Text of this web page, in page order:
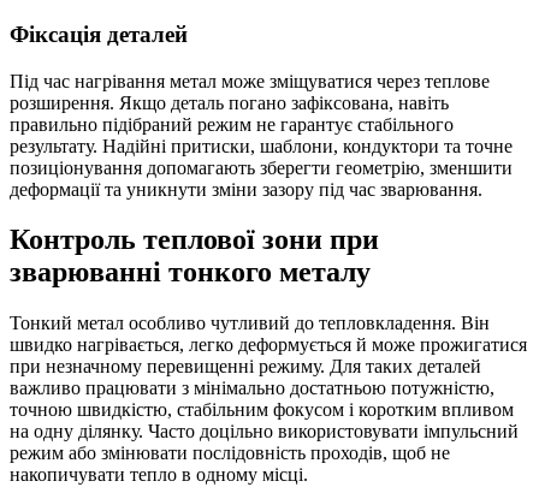
Фіксація деталей
Під час нагрівання метал може зміщуватися через теплове
розширення. Якщо деталь погано зафіксована, навіть
правильно підібраний режим не гарантує стабільного
результату. Надійні притиски, шаблони, кондуктори та точне
позиціонування допомагають зберегти геометрію, зменшити
деформації та уникнути зміни зазору під час зварювання.
Контроль теплової зони при
зварюванні тонкого металу
Тонкий метал особливо чутливий до тепловкладення. Він
швидко нагрівається, легко деформується й може прожигатися
при незначному перевищенні режиму. Для таких деталей
важливо працювати з мінімально достатньою потужністю,
точною швидкістю, стабільним фокусом і коротким впливом
на одну ділянку. Часто доцільно використовувати імпульсний
режим або змінювати послідовність проходів, щоб не
накопичувати тепло в одному місці.